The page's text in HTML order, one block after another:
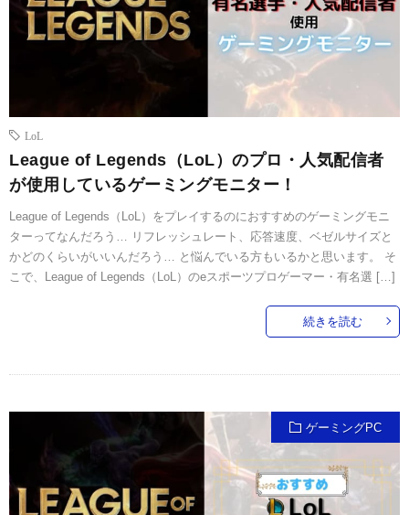
LoL
League of Legends（LoL）のプロ・人気配信者
が使用しているゲーミングモニター！
League of Legends（LoL）をプレイするのにおすすめのゲーミングモニ
ターってなんだろう… リフレッシュレート、応答速度、ベゼルサイズと
かどのくらいがいいんだろう… と悩んでいる方もいるかと思います。 そ
こで、League of Legends（LoL）のeスポーツプロゲーマー・有名選 […]
続きを読む
ゲーミングPC